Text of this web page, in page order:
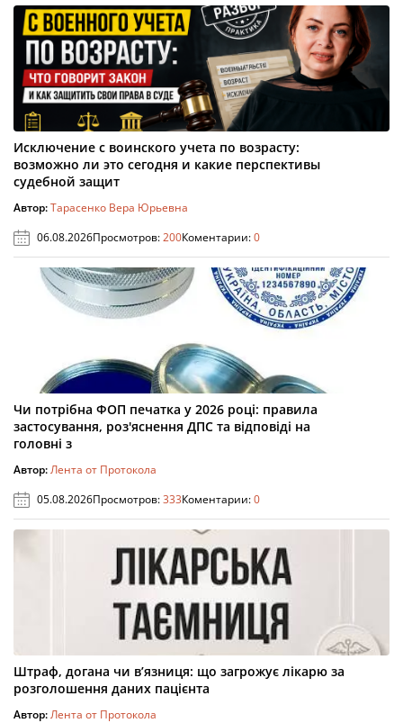
Исключение с воинского учета по возрасту:
возможно ли это сегодня и какие перспективы
судебной защит
Автор:Тарасенко Вера Юрьевна
06.08.2026Просмотров:200Коментарии:0
Чи потрібна ФОП печатка у 2026 році: правила
застосування, роз'яснення ДПС та відповіді на
головні з
Автор:Лента от Протокола
05.08.2026Просмотров:333Коментарии:0
Штраф, догана чи в’язниця: що загрожує лікарю за
розголошення даних пацієнта
Автор:Лента от Протокола